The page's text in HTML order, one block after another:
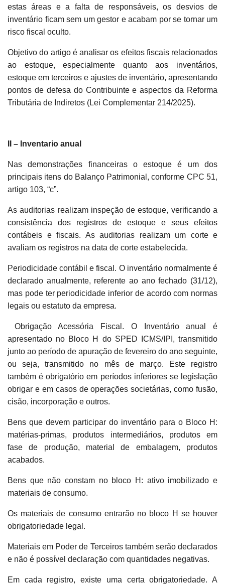
estas áreas e a falta de responsáveis, os desvios de
inventário ficam sem um gestor e acabam por se tornar um
risco fiscal oculto.
Objetivo do artigo é analisar os efeitos fiscais relacionados
ao estoque, especialmente quanto aos inventários,
estoque em terceiros e ajustes de inventário, apresentando
pontos de defesa do Contribuinte e aspectos da Reforma
Tributária de Indiretos (Lei Complementar 214/2025).
II – Inventario anual
Nas demonstrações financeiras o estoque é um dos
principais itens do Balanço Patrimonial, conforme CPC 51,
artigo 103, “c”.
As auditorias realizam inspeção de estoque, verificando a
consistência dos registros de estoque e seus efeitos
contábeis e fiscais. As auditorias realizam um corte e
avaliam os registros na data de corte estabelecida.
Periodicidade contábil e fiscal. O inventário normalmente é
declarado anualmente, referente ao ano fechado (31/12),
mas pode ter periodicidade inferior de acordo com normas
legais ou estatuto da empresa.
Obrigação Acessória Fiscal. O Inventário anual é
apresentado no Bloco H do SPED ICMS/IPI, transmitido
junto ao período de apuração de fevereiro do ano seguinte,
ou seja, transmitido no mês de março. Este registro
também é obrigatório em períodos inferiores se legislação
obrigar e em casos de operações societárias, como fusão,
cisão, incorporação e outros.
Bens que devem participar do inventário para o Bloco H:
matérias-primas, produtos intermediários, produtos em
fase de produção, material de embalagem, produtos
acabados.
Bens que não constam no bloco H: ativo imobilizado e
materiais de consumo.
Os materiais de consumo entrarão no bloco H se houver
obrigatoriedade legal.
Materiais em Poder de Terceiros também serão declarados
e não é possível declaração com quantidades negativas.
Em cada registro, existe uma certa obrigatoriedade. A